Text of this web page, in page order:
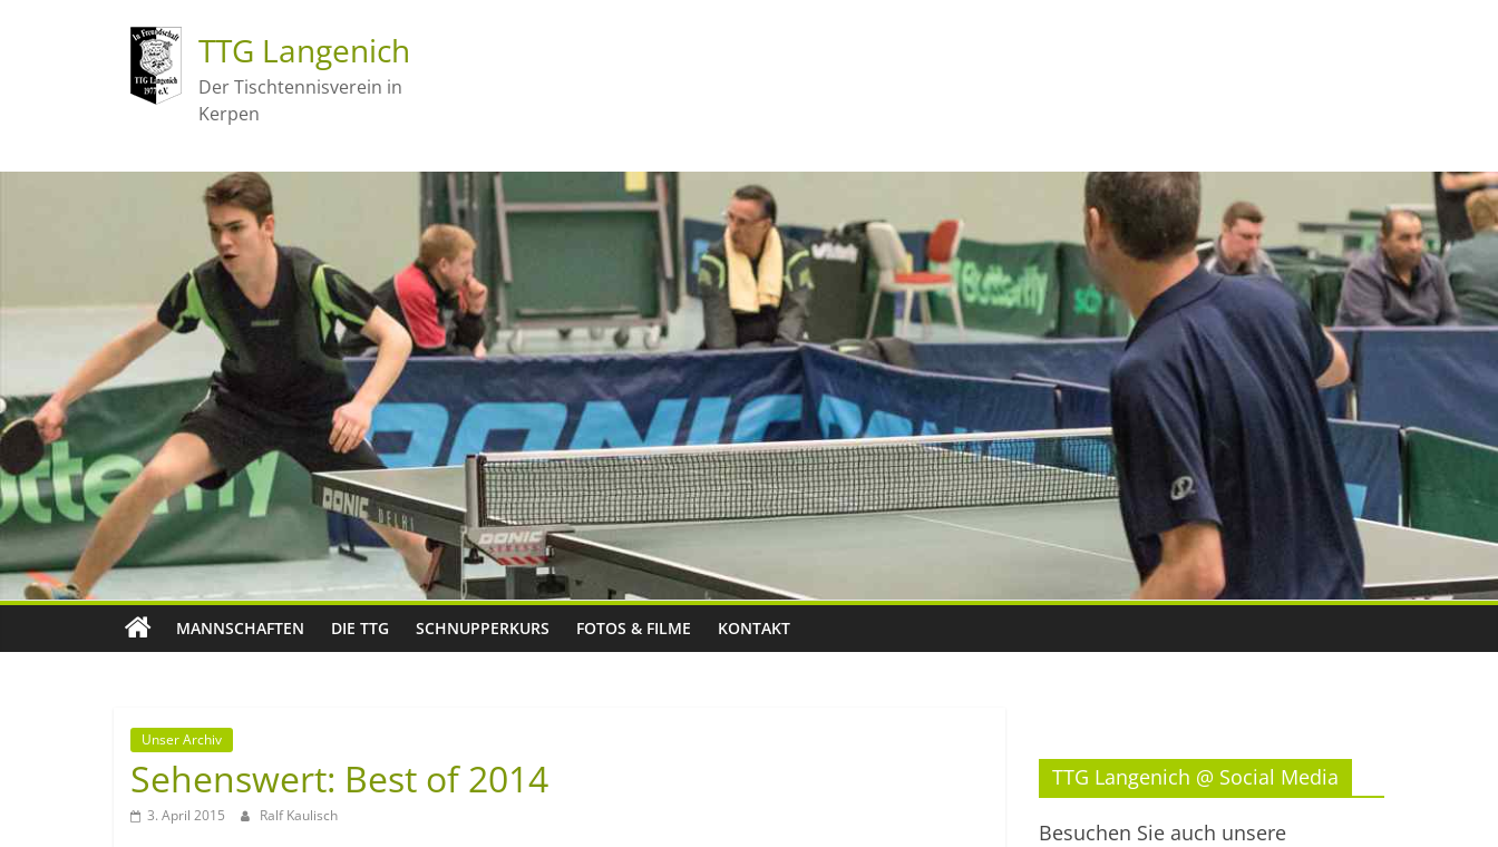
TTG Langenich
Der Tischtennisverein in
Kerpen
MANNSCHAFTEN DIE TTG SCHNUPPERKURS FOTOS & FILME KONTAKT
Unser Archiv
Sehenswert: Best of 2014
3. April 2015 Ralf Kaulisch
TTG Langenich @ Social Media
Besuchen Sie auch unsere